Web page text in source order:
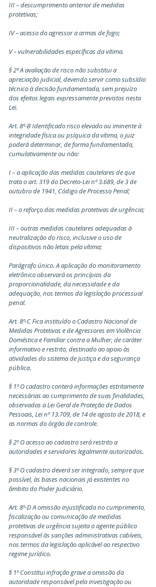
III – descumprimento anterior de medidas
protetivas;
IV – acesso do agressor a armas de fogo;
V – vulnerabilidades específicas da vítima.
§ 2º A avaliação de risco não substitui a
apreciação judicial, devendo servir como subsídio
técnico à decisão fundamentada, sem prejuízo
dos efeitos legais expressamente previstos nesta
Lei.
Art. 8º-B Identificado risco elevado ou iminente à
integridade física ou psíquica da vítima, o juiz
poderá determinar, de forma fundamentada,
cumulativamente ou não:
I – a aplicação das medidas cautelares de que
trata o art. 319 do Decreto-Lei nº 3.689, de 3 de
outubro de 1941, Código de Processo Penal;
II – o reforço das medidas protetivas de urgência;
III – outras medidas cautelares adequadas à
neutralização do risco, inclusive o uso de
dispositivos não letais pela vítima;
Parágrafo único. A aplicação do monitoramento
eletrônico observará os princípios da
proporcionalidade, da necessidade e da
adequação, nos termos da legislação processual
penal.
Art. 8º-C Fica instituído o Cadastro Nacional de
Medidas Protetivas e de Agressores em Violência
Doméstica e Familiar contra a Mulher, de caráter
informativo e restrito, destinado ao apoio às
atividades do sistema de justiça e da segurança
pública.
§ 1º O cadastro conterá informações estritamente
necessárias ao cumprimento de suas finalidades,
observadas a Lei Geral de Proteção de Dados
Pessoais, Lei nº 13.709, de 14 de agosto de 2018, e
as normas do órgão de controle.
§ 2º O acesso ao cadastro será restrito a
autoridades e servidores legalmente autorizados.
§ 3º O cadastro deverá ser integrado, sempre que
possível, às bases nacionais já existentes no
âmbito do Poder Judiciário.
Art. 8º-D A omissão injustificada no cumprimento,
fiscalização ou comunicação de medidas
protetivas de urgência sujeita o agente público
responsável às sanções administrativas cabíveis,
nos termos da legislação aplicável ao respectivo
regime jurídico.
§ 1º Constitui infração grave a omissão da
autoridade responsável pela investigação ou